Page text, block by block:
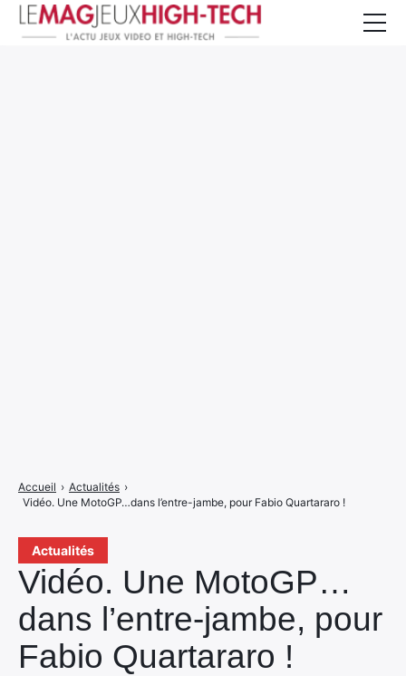
Actualités
Vidéo. Une MotoGP…
dans l’entre-jambe, pour
Fabio Quartararo !
Accueil › Actualités ›
Vidéo. Une MotoGP…dans l’entre-jambe, pour Fabio Quartararo !